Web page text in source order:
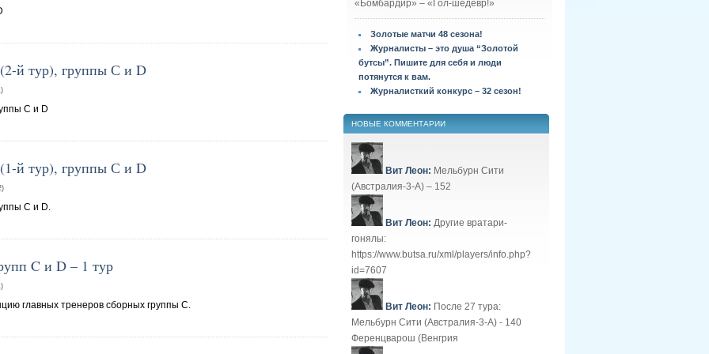
й тур), группы С и D
С и D
й тур), группы С и D
С и D.
C и D – 1 тур
главных тренеров сборных группы C.
«Бомбардир» – «Гол-шедевр!»
Золотые матчи 48 сезона!
Журналисты – это душа “Золотой
бутсы”. Пишите для себя и люди
потянутся к вам.
Журналисткий конкурс – 32 сезон!
НОВЫЕ КОММЕНТАРИИ
Вит Леон: Мельбурн Сити
(Австралия-3-А) – 152
Вит Леон: Другие вратари-
гонялы:
https://www.butsa.ru/xml/players/info.php?
id=7607
Вит Леон: После 27 тура:
Мельбурн Сити (Австралия-3-А) - 140
Ференцварош (Венгрия